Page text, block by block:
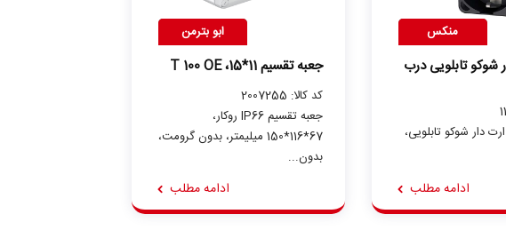
منکس
شوکو تابلویی درب
آمپر ارت دار شوکو تابلویی،
ادامه مطلب
ابو بترمن
جعبه تقسیم 11*15، T 100 OE
کد کالا: 2007255
جعبه تقسیم IP66 روکار،
67*116*150 میلیمتر، بدون گرومت،
بدون...
ادامه مطلب